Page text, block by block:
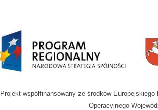
Projekt współfinansowany ze środków
Operacyjnego